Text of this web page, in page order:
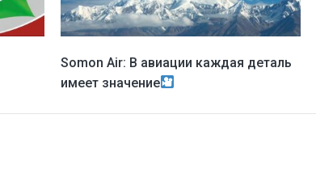
Somon Air: В авиации каждая деталь
имеет значение